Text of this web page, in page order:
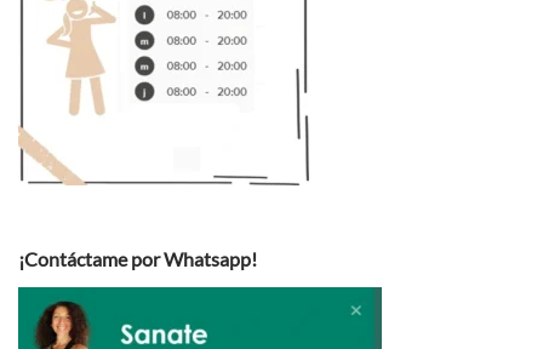
¡Contáctame por Whatsapp!